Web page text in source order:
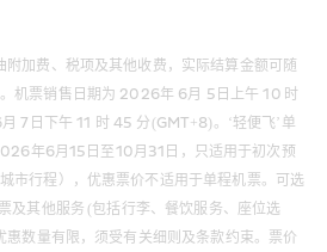
加费、税项及其他收费，实际结算金额可随
机票销售日期为 2026年 6月 5日上午 10 时
7日下午 11 时 45 分(GMT+8)。‘轻便飞’单
年6月15日至10月31日，只适用于初次预
市行程），优惠票价不适用于单程机票。可选
及其他服务 (包括行李、餐饮服务、座位选
惠数量有限，须受有关细则及条款约束。票价